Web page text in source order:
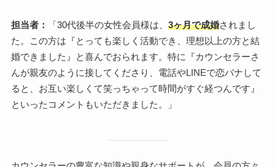
担当者： 「30代後半の女性会員様は、 3ヶ月で成婚されまし
た。この方は『とっても楽しく活動でき、理想以上の方と結
婚できました』と喜んでおられます。特に『カウンセラーさ
んが親友のように接してくださり、電話やLINEで恋バナして
ると、お互い楽しくて笑っちゃって時間がすぐ経つんです』
といったコメントもいただきました。」